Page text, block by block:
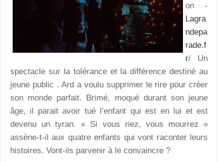
on -
Lagra
ndepa
rade.f
r/ Un
spectacle sur la tolérance et la différence destiné au
jeune public . Ard a voulu supprimer le rire pour créer
son monde parfait. Brimé, moqué durant son jeune
âge, il parait avoir tué l’enfant qui est en lui et est
devenu un tyran. « Si vous riez, vous mourrez »
assène-t-il aux quatre enfants qui vont raconter leurs
histoires. Vont-ils parvenir à le convaincre ?